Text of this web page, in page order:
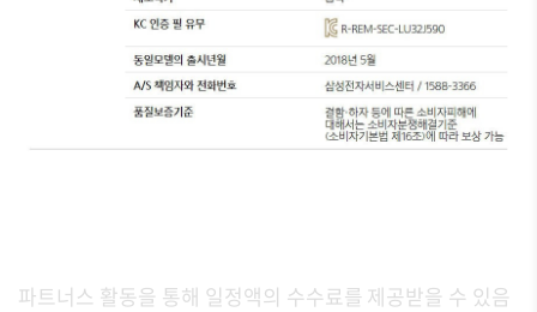
파트너스 활동을 통해 일정액의 수수료를 제공받을 수 있음